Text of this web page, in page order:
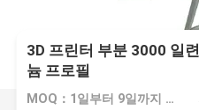
3D 프린터 부분 3000 일
늄 프로필
MOQ：1일부터 9일까지 미터